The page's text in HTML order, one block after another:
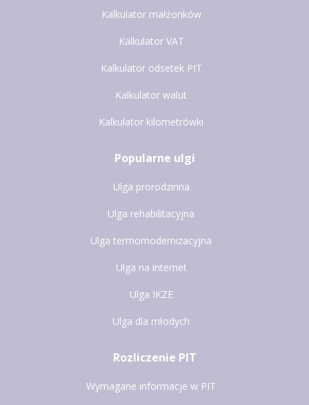
Kalkulator małżonków
Kalkulator VAT
Kalkulator odsetek PIT
Kalkulator walut
Kalkulator kilometrówki
Popularne ulgi
Ulga prorodzinna
Ulga rehabilitacyjna
Ulga termomodernizacyjna
Ulga na internet
Ulga IKZE
Ulga dla młodych
Rozliczenie PIT
Wymagane informacje w PIT